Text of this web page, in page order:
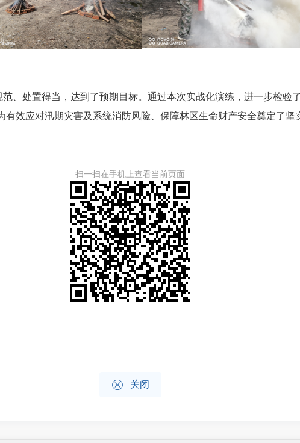
、处置得当，达到了预期目标。通过本次实战化演练，进一步检验
效应对汛期灾害及系统消防风险、保障林区生命财产安全奠定了坚
扫一扫在手机上查看当前页面
 关闭